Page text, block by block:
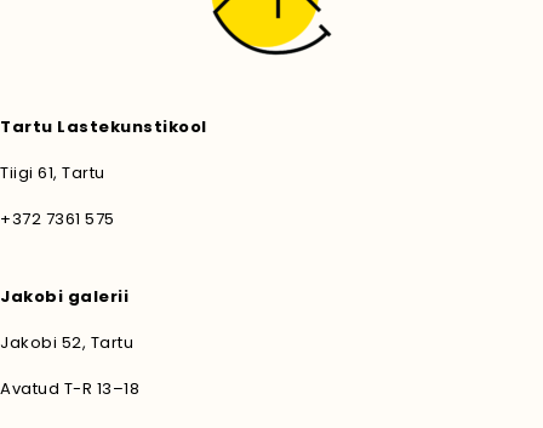
Tartu Lastekunstikool
Tiigi 61, Tartu
+372 7361 575
Jakobi galerii
Jakobi 52, Tartu
Avatud T-R 13–18